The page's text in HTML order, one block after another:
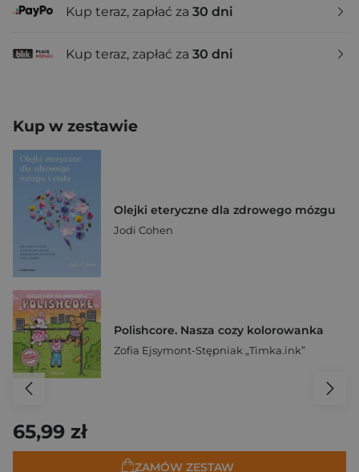
Kup teraz, zapłać za 30 dni
Kup teraz, zapłać za 30 dni
Kup w zestawie
Olejki eteryczne dla zdrowego mózgu
Jodi Cohen
Polishcore. Nasza cozy kolorowanka
Zofia Ejsymont-Stępniak „Timka.ink”
65,99 zł
ZAMÓW ZESTAW